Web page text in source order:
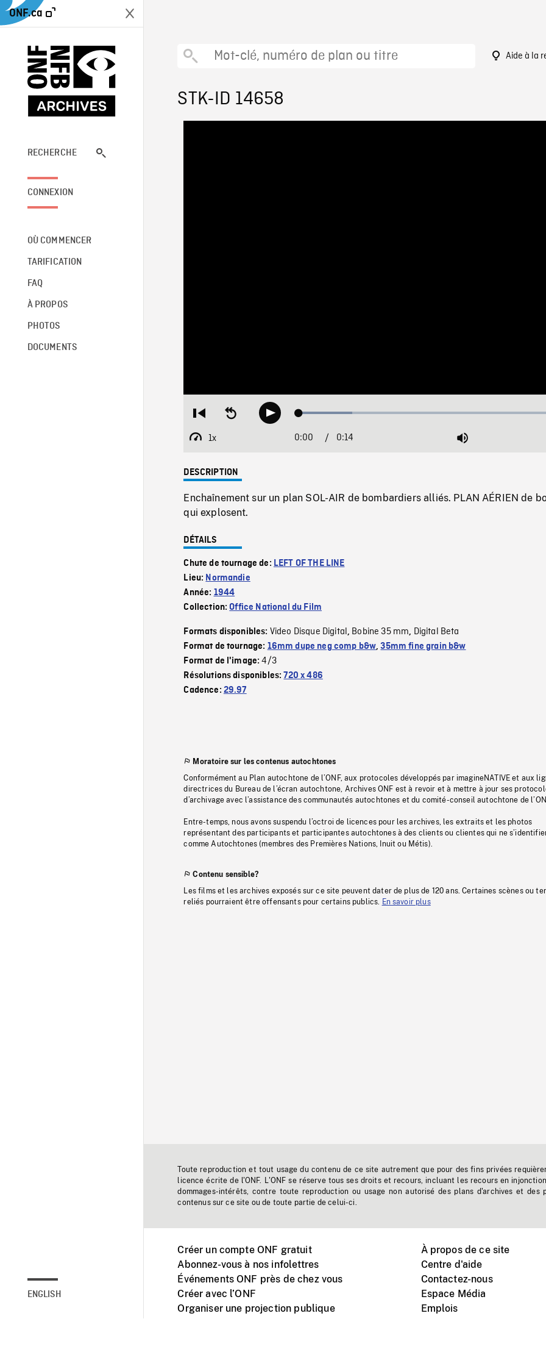
ONF.ca
RECHERCHE
CONNEXION
OÙ COMMENCER
TARIFICATION
FAQ
À PROPOS
PHOTOS
DOCUMENTS
ENGLISH
Aide à la
STK-ID 14658
Restart
beginning
Seek
backwardPlay Loaded:
1x
Playback
Current
0:00 / 0:14 Mute
DESCRIPTION
Enchaînement sur un plan SOL-AIR de bombardiers alliés. PLAN AÉRIEN de
qui explosent.
DÉTAILS
Chute de tournage de: LEFT OF THE LINE
Lieu: Normandie
Année: 1944
Collection:Office National du Film
Formats disponibles: Video Disque Digital, Bobine 35 mm, Digital Beta
Format de tournage: 16mm dupe neg comp b&w,35mm fine grain b&w
Format de l'image:4/3
Résolutions disponibles:720 x 486
Cadence: 29.97
Moratoire sur les contenus autochtones
Conformément au Plan autochtone de l’ONF, aux protocoles développés par imagineNATIVE et aux
directrices du Bureau de l’écran autochtone, Archives ONF est à revoir et à mettre à jour ses
d’archivage avec l’assistance des communautés autochtones et du comité-conseil autochtone de
Entre-temps, nous avons suspendu l’octroi de licences pour les archives, les extraits et les photos
représentant des participants et participantes autochtones à des clients ou clientes qui ne
comme Autochtones (membres des Premières Nations, Inuit ou Métis).
Contenu sensible?
Les films et les archives exposés sur ce site peuvent dater de plus de 120 ans. Certaines scènes ou
reliés pourraient être offensants pour certains publics.
En savoir plus
Toute reproduction et tout usage du contenu de ce site autrement que pour des fins privées
licence écrite de l'ONF. L'ONF se réserve tous ses droits et recours, incluant les recours en
dommages-intérêts, contre toute reproduction ou usage non autorisé des plans d'archives et des
contenus sur ce site ou de toute partie de celui-ci.
Créer un compte ONF gratuit
Abonnez-vous à nos infolettres
Événements ONF près de chez vous
Créer avec l’ONF
Organiser une projection publique
À propos de ce site
Centre d'aide
Contactez-nous
Espace Média
Emplois